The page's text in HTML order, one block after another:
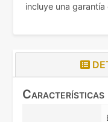
incluye una
Características